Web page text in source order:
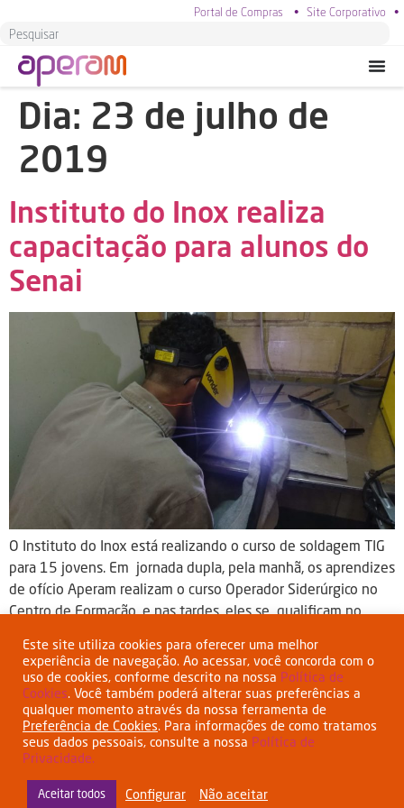
Portal de Compras • Site Corporativo •
Dia: 23 de julho de
2019
Instituto do Inox realiza
capacitação para alunos do
Senai
O Instituto do Inox está realizando o curso de soldagem TIG
para 15 jovens. Em jornada dupla, pela manhã, os aprendizes
de ofício Aperam realizam o curso Operador Siderúrgico no
Centro de Formação, e nas tardes, eles se qualificam no
As aulas têm como foco a […]
Termos de Uso Política de Privacidade Política de Cookies
Este site utiliza cookies para oferecer uma melhor
experiência de navegação. Ao acessar, você concorda com o
uso de cookies, conforme descrito na nossa Política de
Cookies. Você também poderá alterar suas preferências a
qualquer momento através da nossa ferramenta de
Preferência de Cookies. Para informações de como tratamos
seus dados pessoais, consulte a nossa Política de
Privacidade.
Aceitar todos Configurar Não aceitar